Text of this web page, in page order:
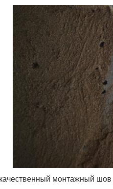
монтажный шов